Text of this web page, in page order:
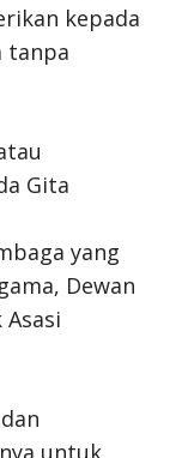
kepada
tanpa
Gita
yang
Dewan
untuk